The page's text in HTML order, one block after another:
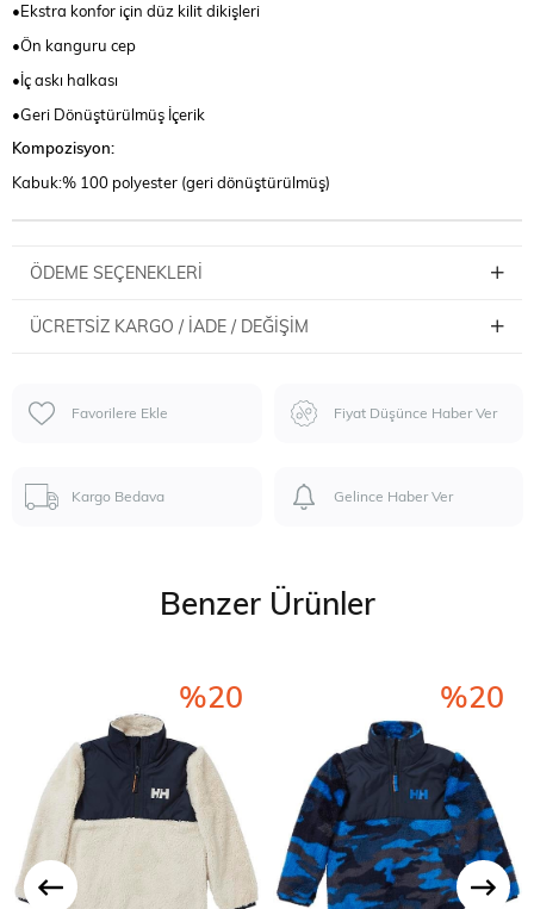
•Ekstra konfor için düz kilit dikişleri
•Ön kanguru cep
•İç askı halkası
•Geri Dönüştürülmüş İçerik
Kompozisyon:
Kabuk:% 100 polyester (geri dönüştürülmüş)
ÖDEME SEÇENEKLERI
ÜCRETSIZ KARGO / İADE / DEĞIŞIM
Favorilere Ekle Fiyat Düşünce Haber Ver
Kargo Bedava Gelince Haber Ver
Benzer Ürünler
%20 %20